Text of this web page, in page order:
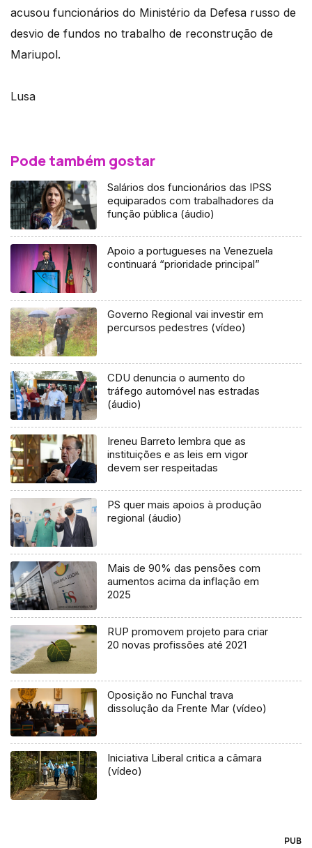
acusou funcionários do Ministério da Defesa russo de
desvio de fundos no trabalho de reconstrução de
Mariupol.
Lusa
Pode também gostar
Salários dos funcionários das IPSS
equiparados com trabalhadores da
função pública (áudio)
Apoio a portugueses na Venezuela
continuará “prioridade principal”
Governo Regional vai investir em
percursos pedestres (vídeo)
CDU denuncia o aumento do
tráfego automóvel nas estradas
(áudio)
Ireneu Barreto lembra que as
instituições e as leis em vigor
devem ser respeitadas
PS quer mais apoios à produção
regional (áudio)
Mais de 90% das pensões com
aumentos acima da inflação em
2025
RUP promovem projeto para criar
20 novas profissões até 2021
Oposição no Funchal trava
dissolução da Frente Mar (vídeo)
Iniciativa Liberal critica a câmara
(vídeo)
PUB